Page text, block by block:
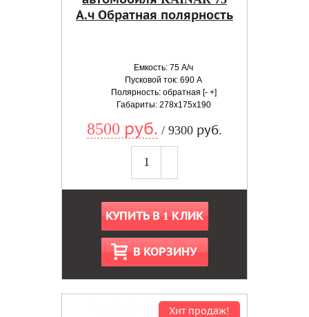
А.ч Обратная полярность
Емкость: 75 А/ч
Пусковой ток: 690 А
Полярность: обратная [- +]
Габариты: 278x175x190
8500 руб. / 9300 руб.
КУПИТЬ В 1 КЛИК
В КОРЗИНУ
Хит продаж!